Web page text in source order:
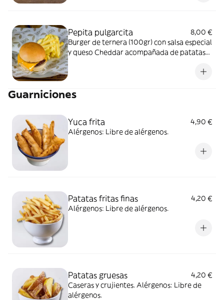
Pepita pulgarcita
8,00 €
Burger de ternera (100gr) con salsa especial
y queso Cheddar acompañada de patatas
y sulfitos. Salsa especial: Contiene huevo,
Guarniciones
Yuca frita
4,90 €
Alérgenos: Libre de alérgenos.
Patatas fritas finas
4,20 €
Alérgenos: Libre de alérgenos.
Patatas gruesas
4,20 €
Caseras y crujientes. Alérgenos: Libre de
alérgenos.